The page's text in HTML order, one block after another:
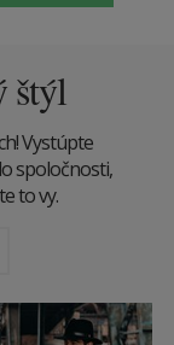
štýl
Vystúpte
spoločnosti,
to vy.